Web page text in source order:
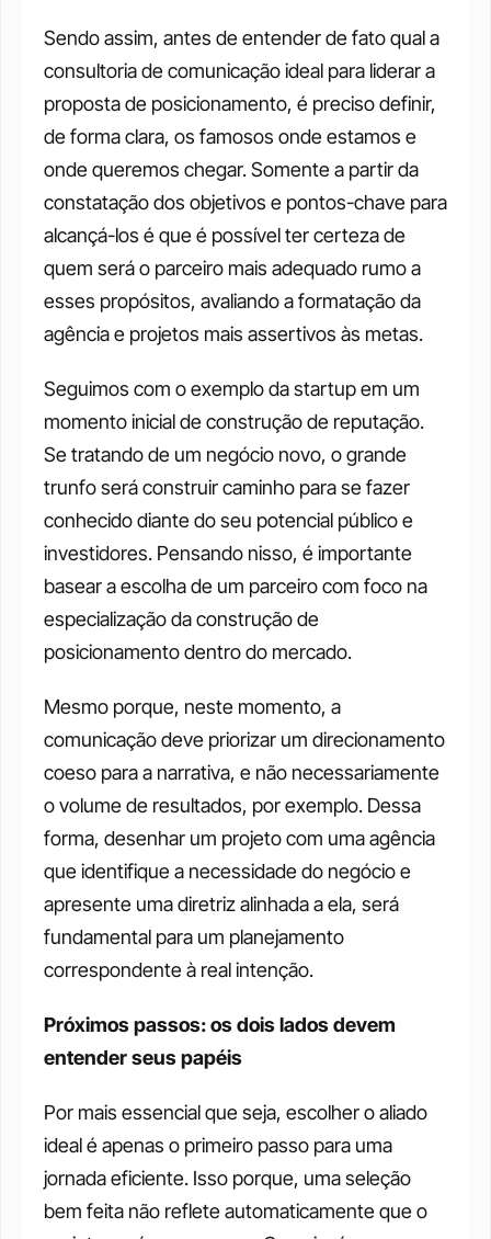
Sendo assim, antes de entender de fato qual a
consultoria de comunicação ideal para liderar a
proposta de posicionamento, é preciso definir,
de forma clara, os famosos onde estamos e
onde queremos chegar. Somente a partir da
constatação dos objetivos e pontos-chave para
alcançá-los é que é possível ter certeza de
quem será o parceiro mais adequado rumo a
esses propósitos, avaliando a formatação da
agência e projetos mais assertivos às metas.
Seguimos com o exemplo da startup em um
momento inicial de construção de reputação.
Se tratando de um negócio novo, o grande
trunfo será construir caminho para se fazer
conhecido diante do seu potencial público e
investidores. Pensando nisso, é importante
basear a escolha de um parceiro com foco na
especialização da construção de
posicionamento dentro do mercado.
Mesmo porque, neste momento, a
comunicação deve priorizar um direcionamento
coeso para a narrativa, e não necessariamente
o volume de resultados, por exemplo. Dessa
forma, desenhar um projeto com uma agência
que identifique a necessidade do negócio e
apresente uma diretriz alinhada a ela, será
fundamental para um planejamento
correspondente à real intenção.
Próximos passos: os dois lados devem
entender seus papéis
Por mais essencial que seja, escolher o aliado
ideal é apenas o primeiro passo para uma
jornada eficiente. Isso porque, uma seleção
bem feita não reflete automaticamente que o